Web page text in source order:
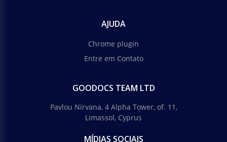
AJUDA
Chrome plugin
Entre em Contato
GOODOCS TEAM LTD
Pavlou Nirvana, 4 Alpha Tower, of. 11,
Limassol, Cyprus
MÍDIAS SOCIAIS